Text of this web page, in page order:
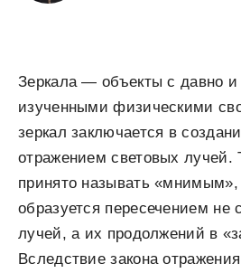
Зеркала — объекты с давно и
изученными физическими
зеркал заключается в
отражением световых лучей.
принято называть «мнимым»,
образуется пересечением не
лучей, а их продолжений в
Вследствие закона